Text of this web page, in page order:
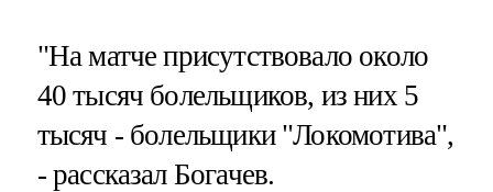
"На матче присутствовало около
40 тысяч болельщиков, из них 5
тысяч - болельщики "Локомотива",
- рассказал Богачев.